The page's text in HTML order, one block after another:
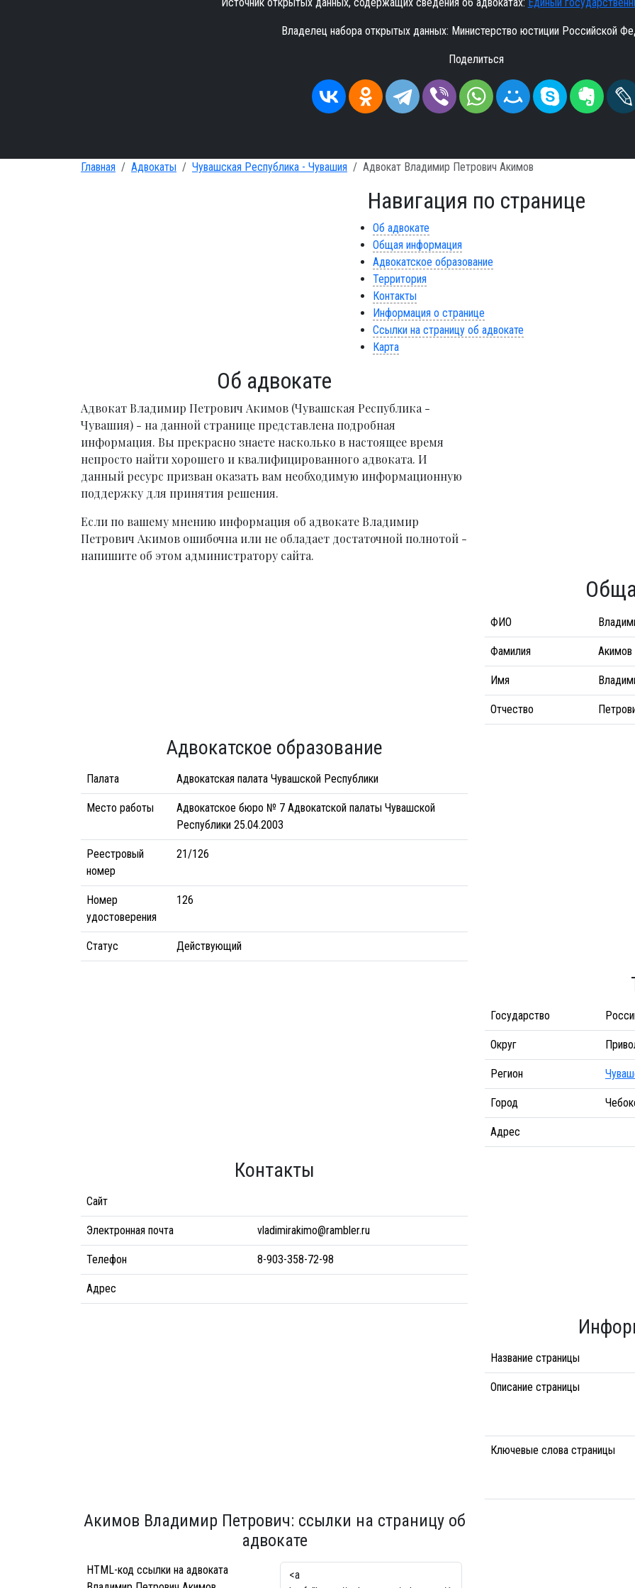
Владелец набора открытых данных: Министерство юстиции Российской
Поделиться
Главная Адвокаты Чувашская Республика - Чувашия Адвокат Владимир Петрович Акимов
Навигация по странице
Об адвокате
Общая информация
Адвокатское образование
Территория
Контакты
Информация о странице
Ссылки на страницу об адвокате
Карта
Об адвокате
Адвокат Владимир Петрович Акимов (Чувашская Республика -
Чувашия) - на данной странице представлена подробная
информация. Вы прекрасно знаете насколько в настоящее время
непросто найти хорошего и квалифицированного адвоката. И
данный ресурс призван оказать вам необходимую информационную
поддержку для принятия решения.
Если по вашему мнению информация об адвокате Владимир
Петрович Акимов ошибочна или не обладает достаточной полнотой -
напишите об этом администратору сайта.
ФИО
Фамилия Акимов
Имя
Отчество
Адвокатское образование
Палата Адвокатская палата Чувашской Республики
Место работы
Адвокатское бюро № 7 Адвокатской палаты Чувашской
Республики 25.04.2003
Реестровый
номер
21/126
Номер
удостоверения
126
Статус Действующий
Государство
Округ
Регион
Город
Адрес
Контакты
Сайт
Электронная почта vladimirakimo@rambler.ru
Телефон 8-903-358-72-98
Адрес
Название страницы
Описание страницы
Ключевые слова страницы
Акимов Владимир Петрович: ссылки на страницу об
адвокате
HTML-код ссылки на адвоката